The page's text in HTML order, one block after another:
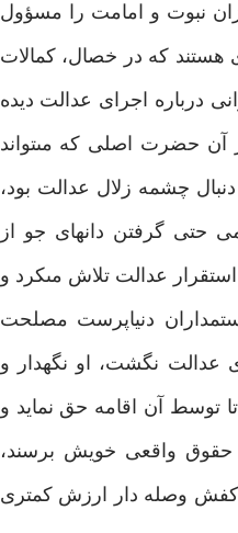
نبوت و امامت را مسؤول
كه در خصال، كمالات
درباره اجراى عدالت ديده
حضرت اصلى كه مى‏تواند
چشمه زلال عدالت بود،
حتى گرفتن دانه‏اى جو از
عدالت تلاش مى‏كرد و
دنياپرست مصلحت
عدالت نگشت، او نگهدار و
توسط آن اقامه حق نمايد و
حقوق واقعى خويش برسند،
كفش وصله دار ارزش كمترى